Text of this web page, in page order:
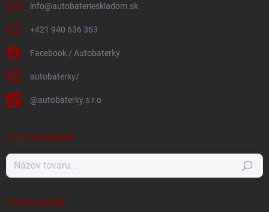
info@autobaterieskladom.sk
+421 940 636 363
Facebook / Autobaterky
autobaterky/
@autobaterky.s.r.o
VYHĽADÁVANIE
Hľadať
PRIHLÁSENIE